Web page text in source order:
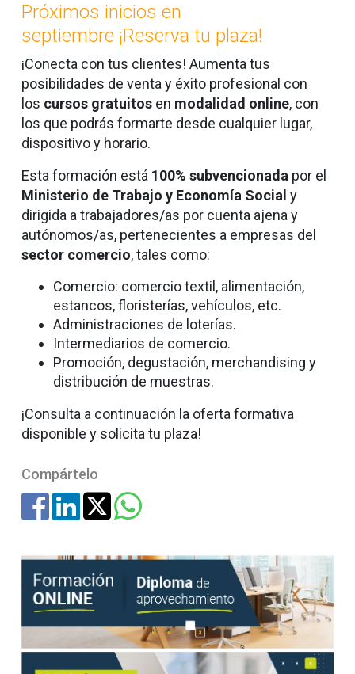
Próximos inicios en
septiembre ¡Reserva tu plaza!
¡Conecta con tus clientes! Aumenta tus
posibilidades de venta y éxito profesional con
los cursos gratuitosen modalidad online, con
los que podrás formarte desde cualquier lugar,
dispositivo y horario.
Esta formación está 100% subvencionada por el
Ministerio de Trabajo y Economía Social y
dirigida a trabajadores/as por cuenta ajena y
autónomos/as, pertenecientes a empresas del
sector comercio, tales como:
Comercio: comercio textil, alimentación,
estancos, floristerías, vehículos, etc.
Administraciones de loterías.
Intermediarios de comercio.
Promoción, degustación, merchandising y
distribución de muestras.
¡Consulta a continuación la oferta formativa
disponible y solicita tu plaza!
Compártelo